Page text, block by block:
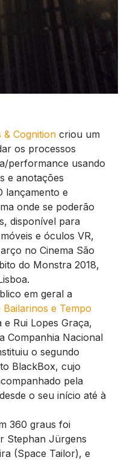
Cognition criou um
os processos
performance usando
e anotações
lançamento e
onde se poderão
disponível para
e óculos VR,
no Cinema São
do Monstra 2018,
em geral a
Bailarinos e Tempo
e Rui Lopes Graça,
Companhia Nacional
o segundo
BlackBox, cujo
pela
o seu início até à
360 graus foi
Stephan Jürgens
(Space Tailor), e